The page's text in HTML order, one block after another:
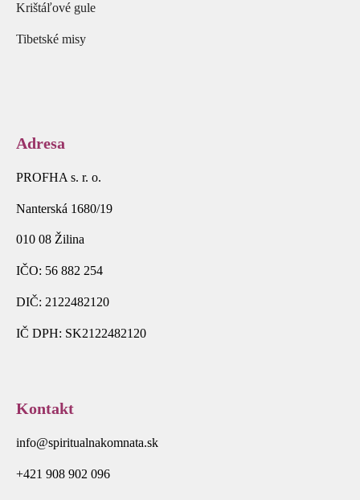
Krištáľové gule
Tibetské misy
Adresa
PROFHA s. r. o.
Nanterská 1680/19
010 08 Žilina
IČO: 56 882 254
DIČ: 2122482120
IČ DPH: SK2122482120
Kontakt
info@spiritualnakomnata.sk
+421 908 902 096